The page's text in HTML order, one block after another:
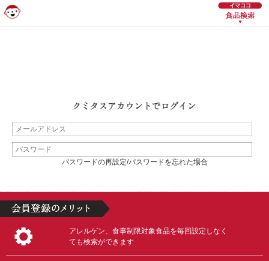
パスワードの再設定/パスワードを忘れた場合
アレルゲン、食事制限対象食品を毎回設定しなく
ても検索ができます